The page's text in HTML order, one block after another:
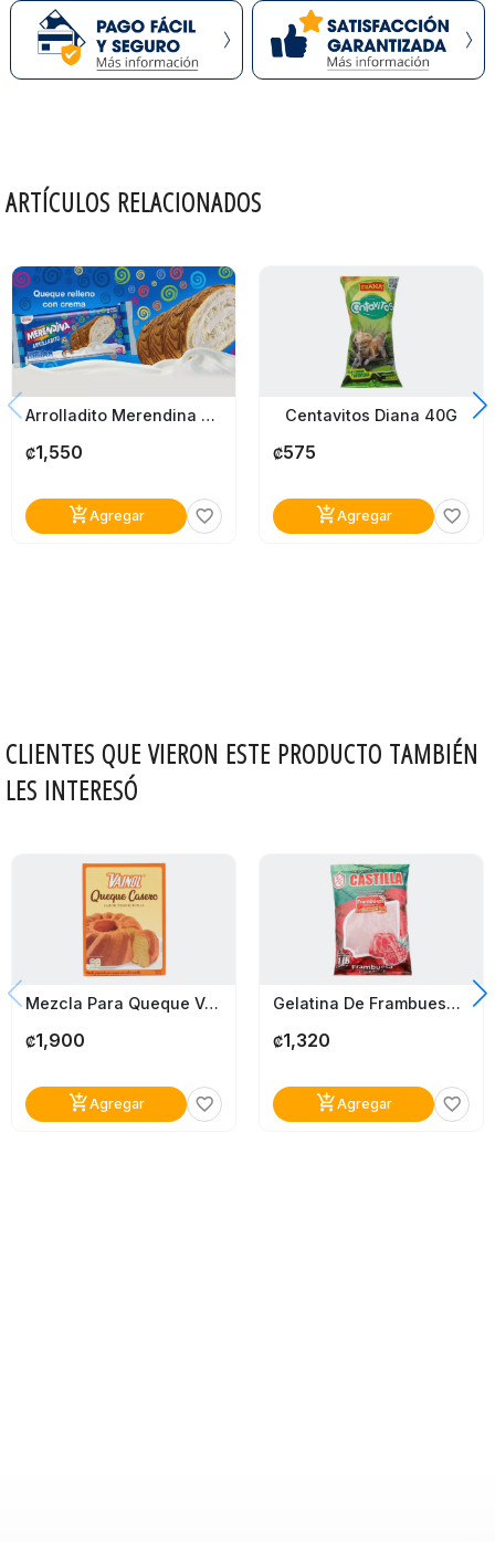
ARTÍCULOS RELACIONADOS
Arrolladito Merendina Pozuelo 3 Unidades
₡1,550
add_shopping_cartAgregar favorite_border
Centavitos Diana 40G
₡575
add_shopping_cartAgregar favorite_border
CLIENTES QUE VIERON ESTE PRODUCTO TAMBIÉN
LES INTERESÓ
Mezcla Para Queque Vainol Vainilla 432G
₡1,900
add_shopping_cartAgregar favorite_border
Gelatina De Frambuesa Castilla 454G
₡1,320
add_shopping_cartAgregar favorite_border